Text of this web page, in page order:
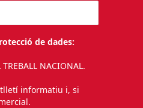
de dades:
TREBALL NACIONAL.
informatiu i, si